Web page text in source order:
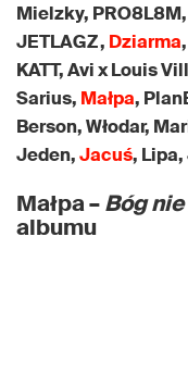
Mielzky, PRO8L8M,
JETLAGZ, Dziarma
KATT, Avi x Louis
Sarius, Małpa,
Berson, Włodar,
Jeden,Jacuś,
Małpa –Bóg
albumu